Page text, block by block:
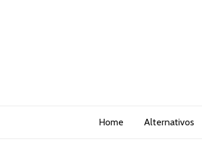
Home Alternativos